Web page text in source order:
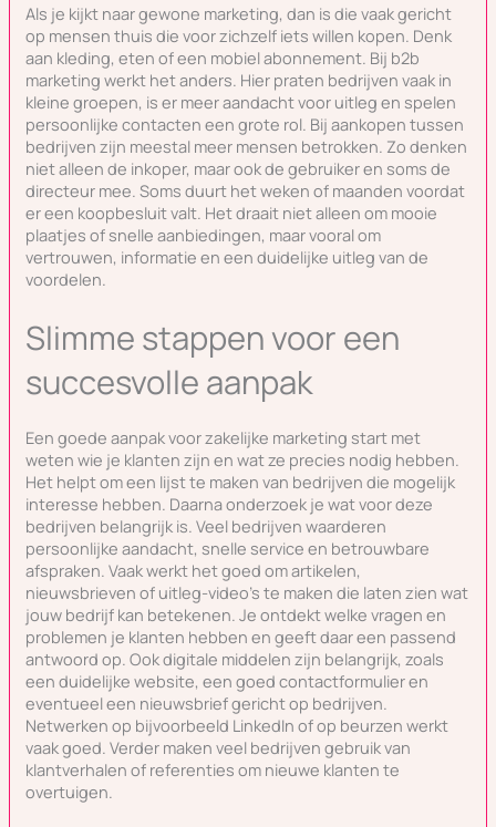
Als je kijkt naar gewone marketing, dan is die vaak gericht
op mensen thuis die voor zichzelf iets willen kopen. Denk
aan kleding, eten of een mobiel abonnement. Bij b2b
marketing werkt het anders. Hier praten bedrijven vaak in
kleine groepen, is er meer aandacht voor uitleg en spelen
persoonlijke contacten een grote rol. Bij aankopen tussen
bedrijven zijn meestal meer mensen betrokken. Zo denken
niet alleen de inkoper, maar ook de gebruiker en soms de
directeur mee. Soms duurt het weken of maanden voordat
er een koopbesluit valt. Het draait niet alleen om mooie
plaatjes of snelle aanbiedingen, maar vooral om
vertrouwen, informatie en een duidelijke uitleg van de
voordelen.
Slimme stappen voor een
succesvolle aanpak
Een goede aanpak voor zakelijke marketing start met
weten wie je klanten zijn en wat ze precies nodig hebben.
Het helpt om een lijst te maken van bedrijven die mogelijk
interesse hebben. Daarna onderzoek je wat voor deze
bedrijven belangrijk is. Veel bedrijven waarderen
persoonlijke aandacht, snelle service en betrouwbare
afspraken. Vaak werkt het goed om artikelen,
nieuwsbrieven of uitleg-video’s te maken die laten zien wat
jouw bedrijf kan betekenen. Je ontdekt welke vragen en
problemen je klanten hebben en geeft daar een passend
antwoord op. Ook digitale middelen zijn belangrijk, zoals
een duidelijke website, een goed contactformulier en
eventueel een nieuwsbrief gericht op bedrijven.
Netwerken op bijvoorbeeld LinkedIn of op beurzen werkt
vaak goed. Verder maken veel bedrijven gebruik van
klantverhalen of referenties om nieuwe klanten te
overtuigen.